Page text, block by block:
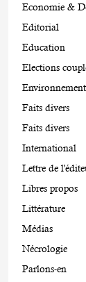
Economie &
Editorial
Education
Elections
Environnement
Faits divers
Faits divers
International
Lettre de
Libres propos
Littérature
Médias
Nécrologie
Parlons-en